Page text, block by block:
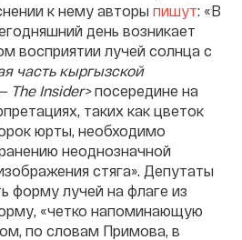
к нему авторы пишут: «В
день возникает
восприятии лучей солнца с
часть кыргызской
The Insider>посередине на
таких как цветок
юрты, необходимо
неоднозначной
стяга». Депутаты
форму лучей на флаге из
«четко напоминающую
по словам Примова, в